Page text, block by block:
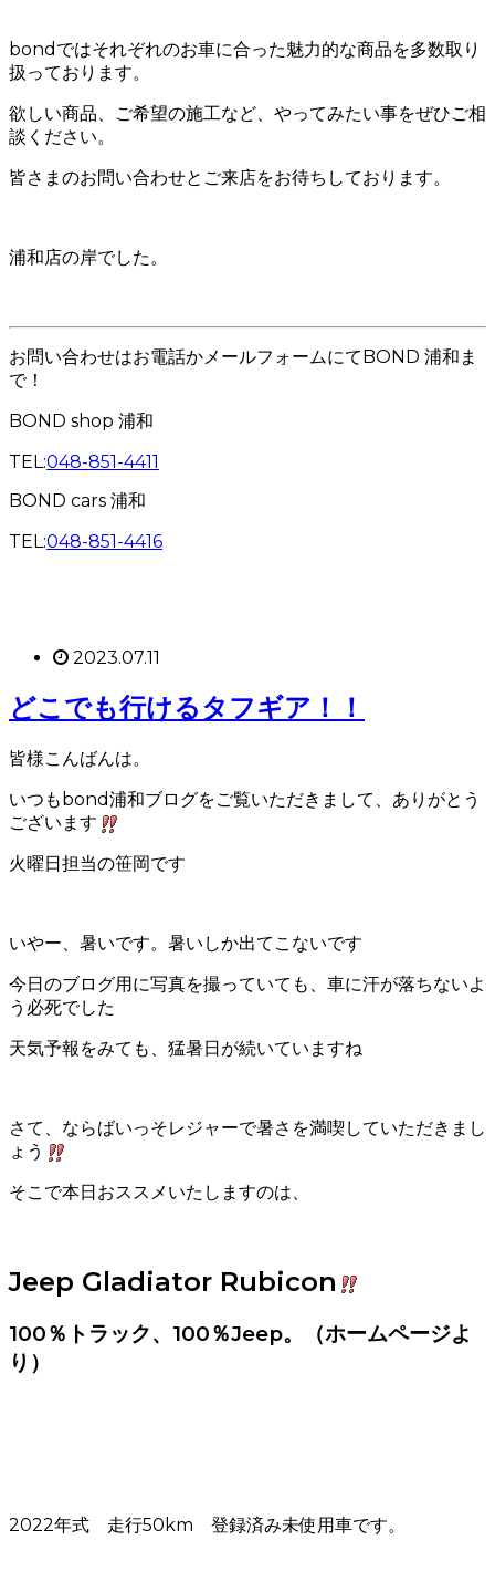
bondではそれぞれのお車に合った魅力的な商品を多数取り
扱っております。
欲しい商品、ご希望の施工など、やってみたい事をぜひご相
談ください。
皆さまのお問い合わせとご来店をお待ちしております。
浦和店の岸でした。
お問い合わせはお電話かメールフォームにてBOND 浦和ま
で！
BOND shop 浦和
TEL:048-851-4411
BOND cars 浦和
TEL:048-851-4416
2023.07.11
どこでも行けるタフギア！！
皆様こんばんは。
いつもbond浦和ブログをご覧いただきまして、ありがとう
ございます
火曜日担当の笹岡です
いやー、暑いです。暑いしか出てこないです
今日のブログ用に写真を撮っていても、車に汗が落ちないよ
う必死でした
天気予報をみても、猛暑日が続いていますね
さて、ならばいっそレジャーで暑さを満喫していただきまし
ょう
そこで本日おススメいたしますのは、
Jeep Gladiator Rubicon
100％トラック、100％Jeep。（ホームページよ
り）
2022年式 走行50km 登録済み未使用車です。